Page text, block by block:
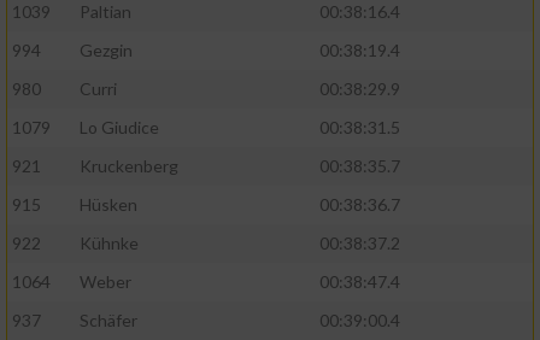
1039
Paltian
00:38:16.4
994
Gezgin
00:38:19.4
980
Curri
00:38:29.9
1079
Lo Giudice
00:38:31.5
921
Kruckenberg
00:38:35.7
915
Hüsken
00:38:36.7
922
Kühnke
00:38:37.2
1064
Weber
00:38:47.4
937
Schäfer
00:39:00.4